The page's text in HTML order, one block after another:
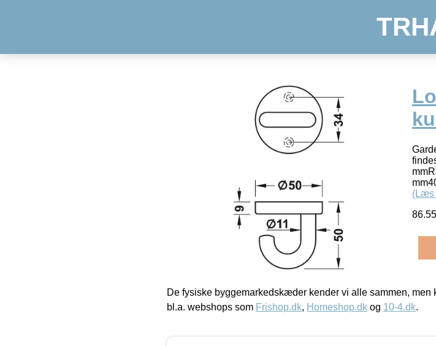
(Læs
86.55
De fysiske byggemarkedskæder kender vi alle sammen, men
bl.a. webshops som Frishop.dk, Homeshop.dk og 10-4.dk.